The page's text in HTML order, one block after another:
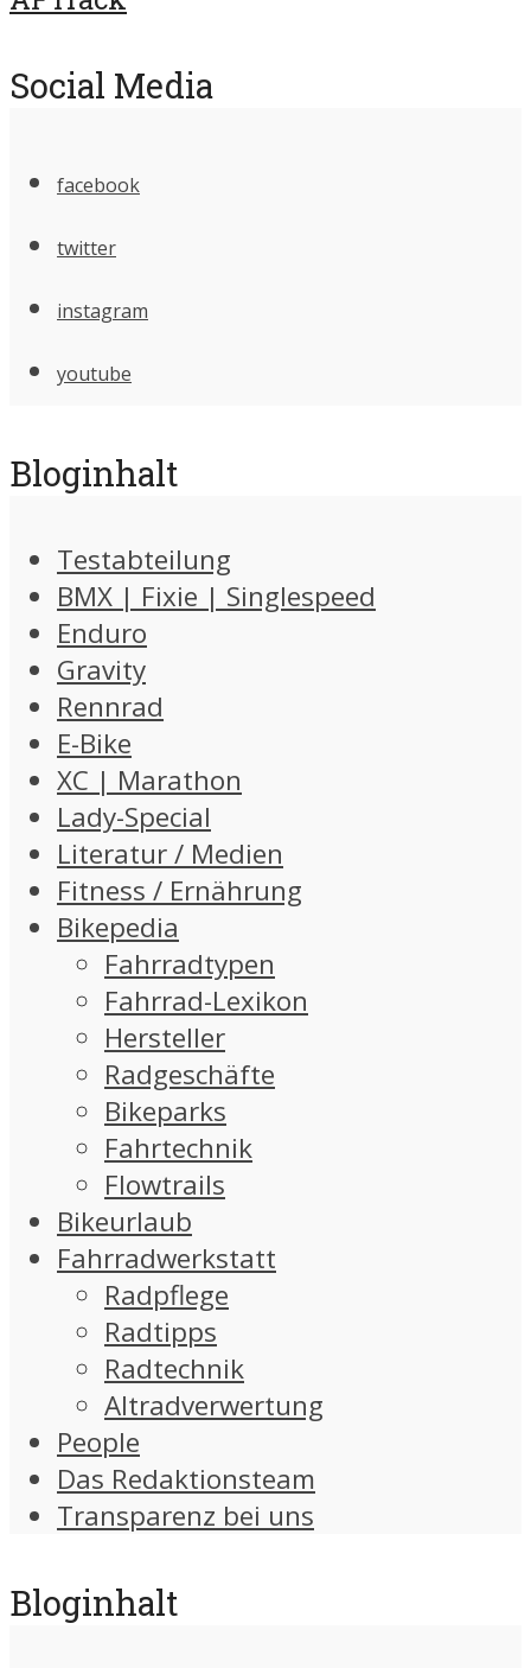
Social Media
facebook
twitter
instagram
youtube
Bloginhalt
Testabteilung
BMX | Fixie | Singlespeed
Enduro
Gravity
Rennrad
E-Bike
XC | Marathon
Lady-Special
Literatur / Medien
Fitness / Ernährung
Bikepedia
Fahrradtypen
Fahrrad-Lexikon
Hersteller
Radgeschäfte
Bikeparks
Fahrtechnik
Flowtrails
Bikeurlaub
Fahrradwerkstatt
Radpflege
Radtipps
Radtechnik
Altradverwertung
People
Das Redaktionsteam
Transparenz bei uns
Bloginhalt